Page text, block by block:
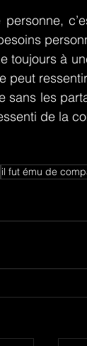
toujours à
peut
sans les
de la
il fut ému de